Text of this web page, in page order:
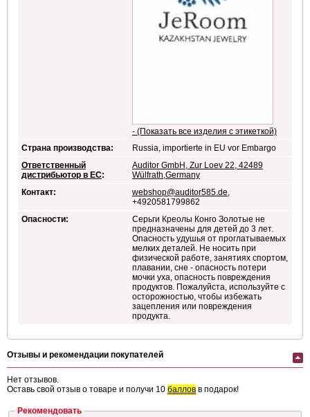
- (Показать все изделия с этикеткой)
Страна производства:
Russia, importierte in EU vor Embargo
Ответственный
дистрибьютор в ЕС:
Auditor GmbH, Zur Loev 22, 42489
Wülfrath,Germany
Контакт:
webshop@auditor585.de,
+4920581799862
Опасности:
Серьги Креолы Конго Золотые не
предназначены для детей до 3 лет.
Опасность удушья от проглатываемых
мелких деталей. Не носить при
физической работе, занятиях спортом,
плавании, сне - опасность потери
мочки уха, опасность повреждения
продуктов. Пожалуйста, используйте с
осторожностью, чтобы избежать
зацепления или повреждения
продукта.
Отзывы и рекомендации покупателей
Нет отзывов.
Оставь свой отзыв о товаре и получи 10 баллов в подарок!
Рекомендовать